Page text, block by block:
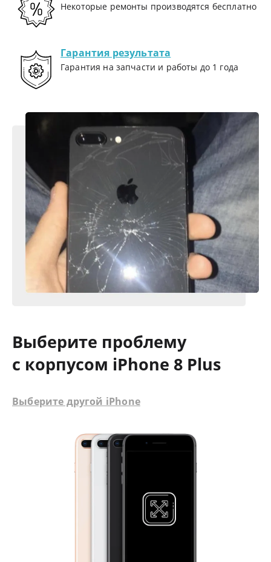
Некоторые ремонты производятся бесплатно
Гарантия результата
Гарантия на запчасти и работы до 1 года
Выберите проблему
с корпусом iPhone 8 Plus
Выберите другой iPhone